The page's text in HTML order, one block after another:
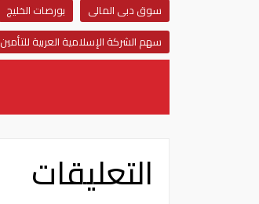
سوق دبى المالى بورصات الخليج
سهم الشركة الإسلامية العربية
التعليقات